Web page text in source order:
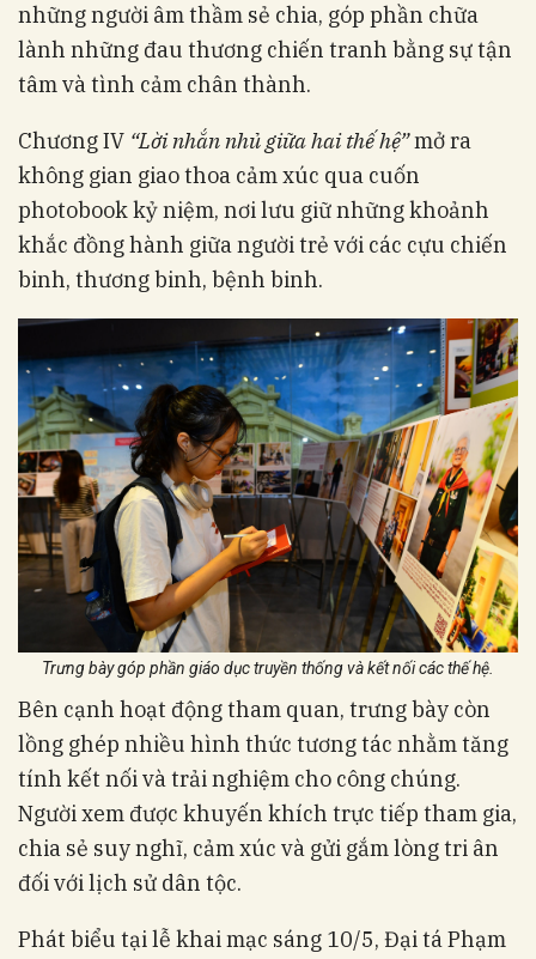
những người âm thầm sẻ chia, góp phần chữa
lành những đau thương chiến tranh bằng sự tận
tâm và tình cảm chân thành.
Chương IV “Lời nhắn nhủ giữa hai thế hệ”mở ra
không gian giao thoa cảm xúc qua cuốn
photobook kỷ niệm, nơi lưu giữ những khoảnh
khắc đồng hành giữa người trẻ với các cựu chiến
binh, thương binh, bệnh binh.
Trưng bày góp phần giáo dục truyền thống và kết nối các thế hệ.
Bên cạnh hoạt động tham quan, trưng bày còn
lồng ghép nhiều hình thức tương tác nhằm tăng
tính kết nối và trải nghiệm cho công chúng.
Người xem được khuyến khích trực tiếp tham gia,
chia sẻ suy nghĩ, cảm xúc và gửi gắm lòng tri ân
đối với lịch sử dân tộc.
Phát biểu tại lễ khai mạc sáng 10/5, Đại tá Phạm